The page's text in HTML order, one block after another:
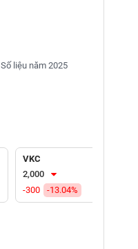
Số liệu năm 2025
VKC
2,000
-300
-13.04%